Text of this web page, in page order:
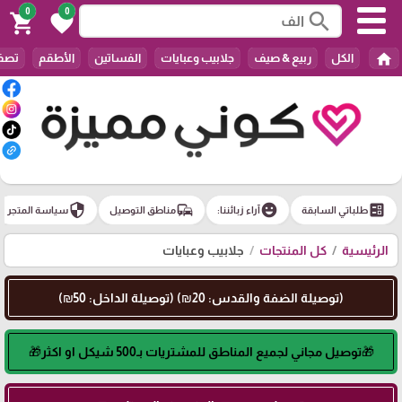
search
0
favorite
0
shopping_cart
home الكل ربيع & صيف جلابيب وعبايات الفساتين الأطقم
ballotطلباتي السابقة emoji_emotionsآراء زبائننا: commuteمناطق التوصيل securityسياسة المتجر
الرئيسية كل المنتجات جلابيب وعبايات
(توصيلة الضفة والقدس: 20₪) (توصيلة الداخل: 50₪)
🎁توصيل مجاني لجميع المناطق للمشتريات بـ500 شيكل او اكثر🎁